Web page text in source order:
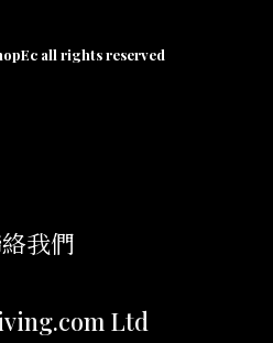
all rights reserved
我們
Ltd